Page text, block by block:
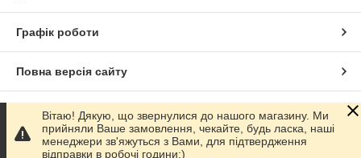
Графік роботи
Повна версія сайту
Сайт створено на маркетплейсі
Політика конфіденційності
Вітаю! Дякую, що звернулися до нашого магазину. Ми
прийняли Ваше замовлення, чекайте, будь ласка, наші
менеджери зв'яжуться з Вами, для підтвердження
відправки в робочі години:)